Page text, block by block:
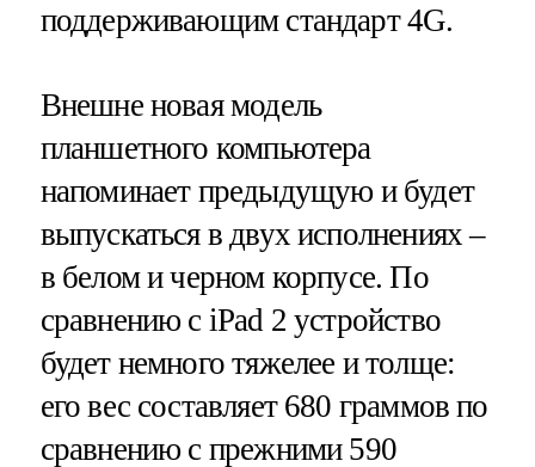
поддерживающим стандарт 4G.
Внешне новая модель
планшетного компьютера
напоминает предыдущую и будет
выпускаться в двух исполнениях –
в белом и черном корпусе. По
сравнению с iPad 2 устройство
будет немного тяжелее и толще:
его вес составляет 680 граммов по
сравнению с прежними 590